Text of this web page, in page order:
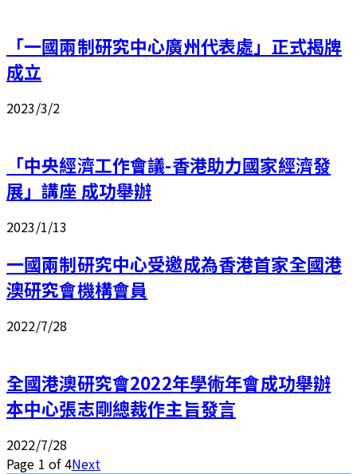
「一國兩制研究中心廣州代表處」正式揭牌
成立
2023/3/2
「中央經濟工作會議-香港助力國家經濟發
展」講座 成功舉辦
2023/1/13
一國兩制研究中心受邀成為香港首家全國港
澳研究會機構會員
2022/7/28
全國港澳研究會2022年學術年會成功舉辦
本中心張志剛總裁作主旨發言
2022/7/28
Page 1 of4Next